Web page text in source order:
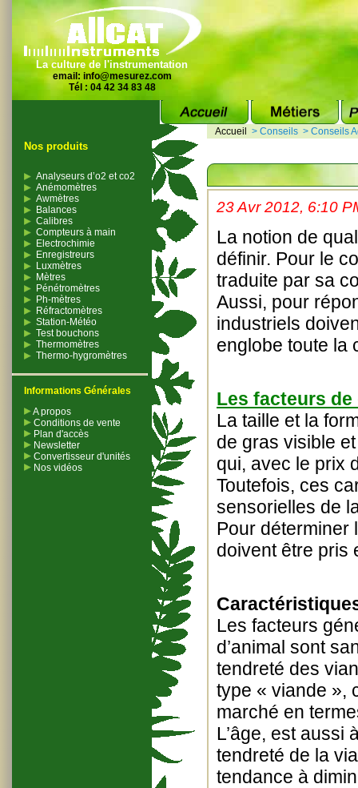
La culture de l'instrumentation
email: info@mesurez.com
Tél : 04 42 34 83 48
Nos produits
Analyseurs d’o2 et co2
Anémomètres
Awmètres
Balances
Calibres
Compteurs à main
Electrochimie
Enregistreurs
Luxmètres
Mètres
Pénétromètres
Ph-mètres
Réfractomètres
Station-Météo
Test bouchons
Thermomètres
Thermo-hygromètres
Informations Générales
A propos
Conditions de vente
Plan d'accès
Newsletter
Convertisseur d'unités
Nos vidéos
Accueil > Conseils > Conseils
23 Avr 2012, 6:10
La notion de
définir. Pour le
traduite par sa
Aussi, pour
industriels
englobe toute la
Les facteurs
La taille et la
de gras visible
qui, avec le prix
Toutefois, ces
sensorielles de
Pour déterminer
doivent être pris
Les facteurs
d’animal sont
tendreté des
type « viande »,
marché en
L’âge, est aussi
tendreté de la
tendance à